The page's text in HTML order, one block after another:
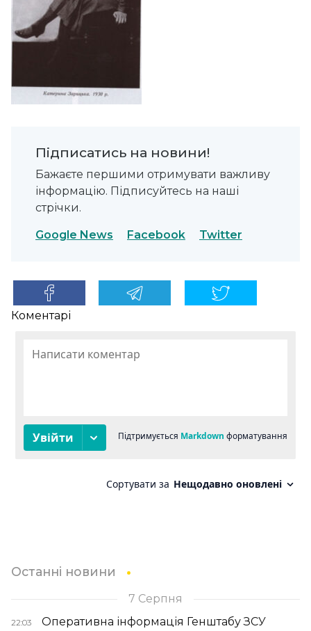
Підписатись на новини!
Бажаєте першими отримувати важливу
інформацію. Підписуйтесь на наші
стрічки.
Google News Facebook Twitter
Коментарі
Останні новини
7 Серпня
22:03
Оперативна інформація Генштабу ЗСУ